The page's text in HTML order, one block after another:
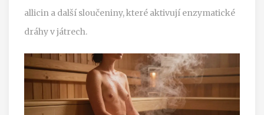
allicin a další sloučeniny, které aktivují enzymatické
dráhy v játrech.